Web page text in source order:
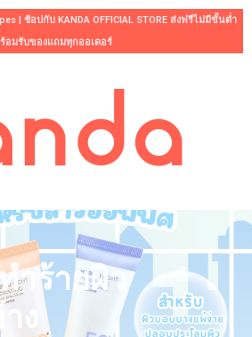
| ช้อปกับ KANDA OFFICIAL STORE ส่งฟรีไม่มีขั้นต่ำ
อมรับของแถมทุกออเดอร์
ำร้ายผิว